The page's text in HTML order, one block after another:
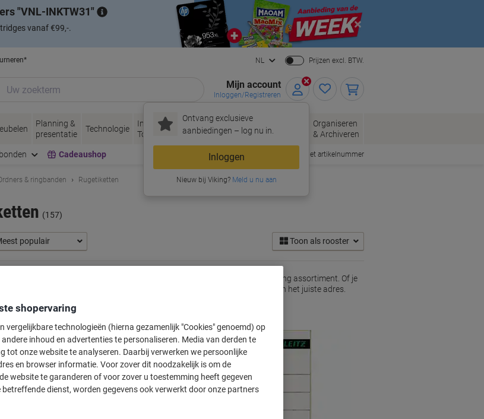
VNL-INKTW31
vanaf €99,-.
Close
NL Prijzen excl. BTW.
Mijn account
Inloggen/Registreren
Ontvang exclusieve
aanbiedingen – log nu in.
Inloggen
Nieuw bij Viking?Meld u nu aan
Planning &
presentatie
Technologie
Inkt &
Toner
Papier, Enveloppen
& Verpakken
Kantoorartikelen
Organiseren
& Archiveren
Cadeaushop Snel bestellen met artikelnummer
& ringbanden Rugetiketten
(157)
Toon als rooster
Rugetiketten categorie, waar je een uitgebreid aanbod vindt binnen het Viking assortiment. Of je
naar Eco producten of zelfklevende etiketten voor ordners, bij ons ben je aan het juiste adres.
shopervaring
vergelijkbare technologieën (hierna gezamenlijk "Cookies" genoemd) op
inhoud en advertenties te personaliseren. Media van derden te
tot onze website te analyseren. Daarbij verwerken we persoonlijke
en browser informatie. Voor zover dit noodzakelijk is om de
website te garanderen of voor zover u toestemming heeft gegeven
dienst, worden gegevens ook verwerkt door onze partners